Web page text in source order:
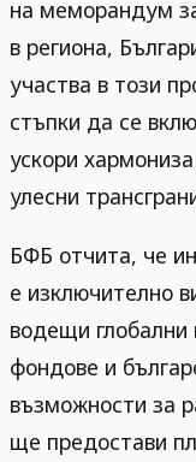
на меморандум
в региона,
участва в този
стъпки да се
ускори
улесни
БФБ отчита, че
е изключително
водещи глобални
фондове и
възможности за
ще предостави